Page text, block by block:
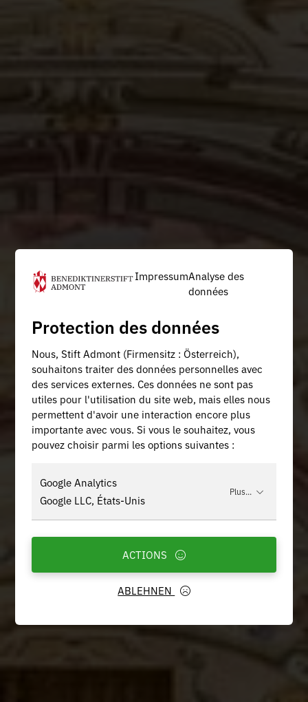
ImpressumAnalyse des
données
Protection des données
Nous, Stift Admont (Firmensitz : Österreich),
souhaitons traiter des données personnelles avec
des services externes. Ces données ne sont pas
utiles pour l'utilisation du site web, mais elles nous
permettent d'avoir une interaction encore plus
importante avec vous. Si vous le souhaitez, vous
pouvez choisir parmi les options suivantes :
Google Analytics
Google LLC, États-Unis
Plus...
ABLEHNEN
ACTIONS